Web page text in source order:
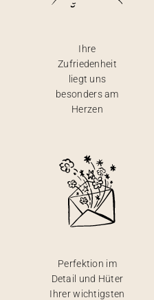
Ihre
Zufriedenheit
liegt uns
besonders am
Herzen
Perfektion im
Detail und Hüter
Ihrer wichtigsten